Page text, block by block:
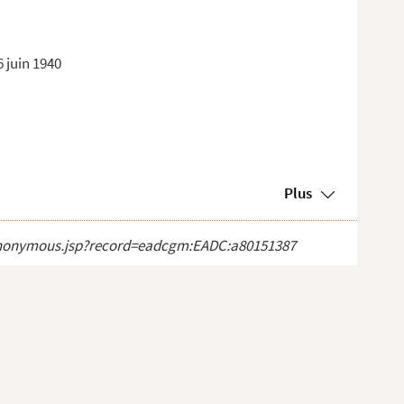
juin 1940
Plus